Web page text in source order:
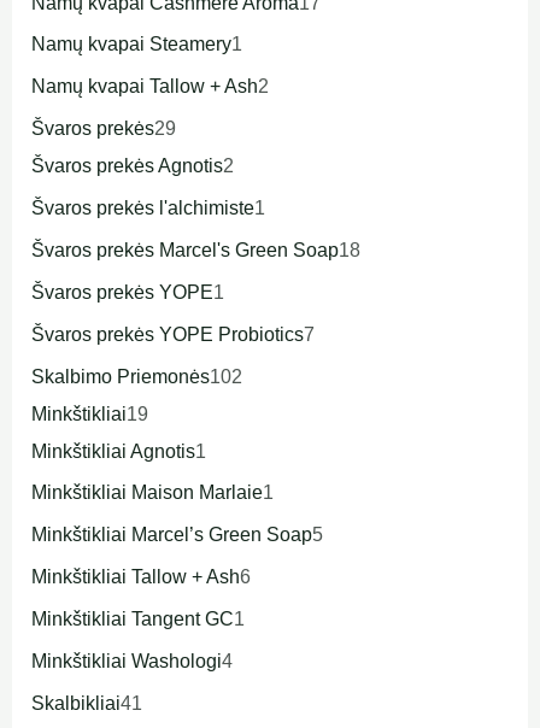
Namų kvapai Steamery1
Namų kvapai Tallow + Ash2
Švaros prekės29
Švaros prekės Agnotis2
Švaros prekės l'alchimiste1
Švaros prekės Marcel's Green Soap18
Švaros prekės YOPE1
Švaros prekės YOPE Probiotics7
Skalbimo Priemonės102
Minkštikliai19
Minkštikliai Agnotis1
Minkštikliai Maison Marlaie1
Minkštikliai Marcel’s Green Soap5
Minkštikliai Tallow + Ash6
Minkštikliai Tangent GC1
Minkštikliai Washologi4
Skalbikliai41